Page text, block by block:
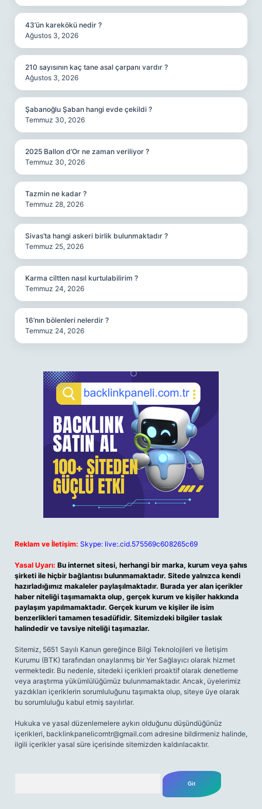
43’ün karekökü nedir ?
Ağustos 3, 2026
210 sayısının kaç tane asal çarpanı vardır ?
Ağustos 3, 2026
Şabanoğlu Şaban hangi evde çekildi ?
Temmuz 30, 2026
2025 Ballon d’Or ne zaman veriliyor ?
Temmuz 30, 2026
Tazmin ne kadar ?
Temmuz 28, 2026
Sivas’ta hangi askeri birlik bulunmaktadır ?
Temmuz 25, 2026
Karma ciltten nasıl kurtulabilirim ?
Temmuz 24, 2026
16’nın bölenleri nelerdir ?
Temmuz 24, 2026
Reklam ve İletişim: Skype: live:.cid.575569c608265c69
Yasal Uyarı: Bu internet sitesi, herhangi bir marka, kurum veya şahıs
şirketi ile hiçbir bağlantısı bulunmamaktadır. Sitede yalnızca kendi
hazırladığımız makaleler paylaşılmaktadır. Burada yer alan içerikler
haber niteliği taşımamakta olup, gerçek kurum ve kişiler hakkında
paylaşım yapılmamaktadır. Gerçek kurum ve kişiler ile isim
benzerlikleri tamamen tesadüfidir. Sitemizdeki bilgiler taslak
halindedir ve tavsiye niteliği taşımazlar.
Sitemiz, 5651 Sayılı Kanun gereğince Bilgi Teknolojileri ve İletişim
Kurumu (BTK) tarafından onaylanmış bir Yer Sağlayıcı olarak hizmet
vermektedir. Bu nedenle, sitedeki içerikleri proaktif olarak denetleme
veya araştırma yükümlülüğümüz bulunmamaktadır. Ancak, üyelerimiz
yazdıkları içeriklerin sorumluluğunu taşımakta olup, siteye üye olarak
bu sorumluluğu kabul etmiş sayılırlar.
Hukuka ve yasal düzenlemelere aykırı olduğunu düşündüğünüz
içerikleri, backlinkpanelicomtr@gmail.com adresine bildirmeniz halinde,
ilgili içerikler yasal süre içerisinde sitemizden kaldırılacaktır.